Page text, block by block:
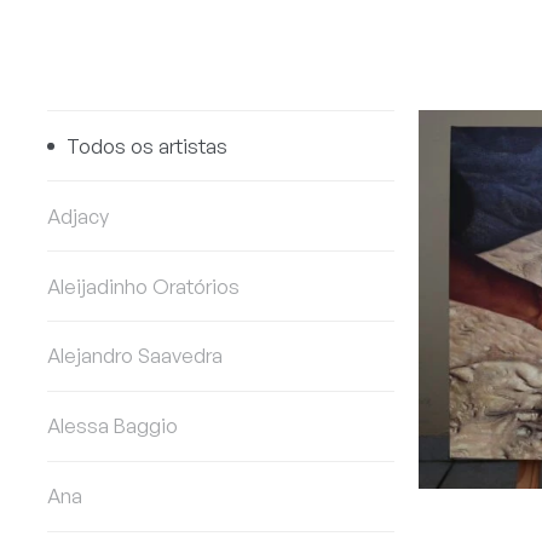
Todos os artistas
Adjacy
Aleijadinho Oratórios
Alejandro Saavedra
Alessa Baggio
Ana